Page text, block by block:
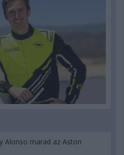
Alonso marad az Aston